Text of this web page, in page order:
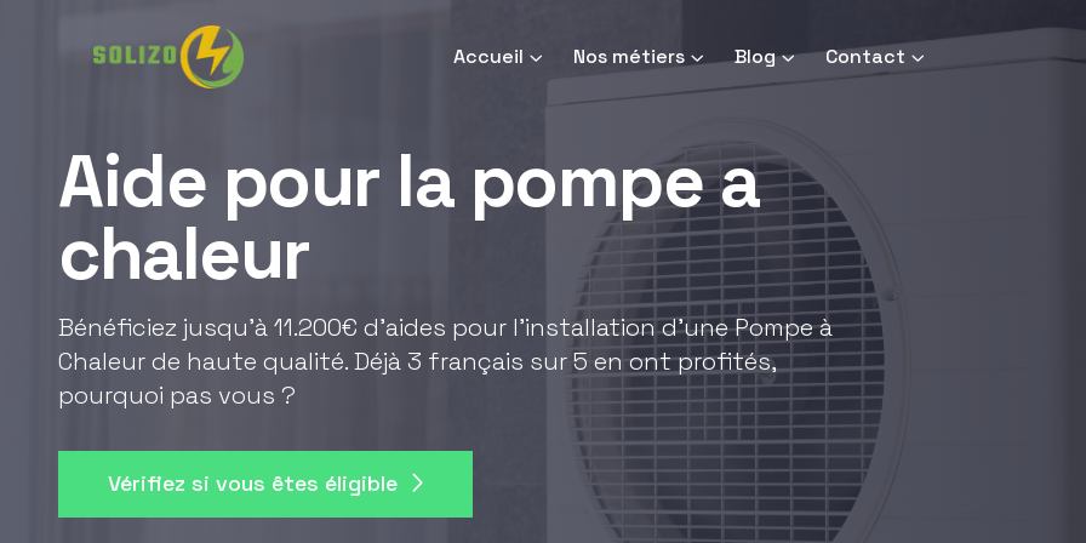
Accueil Nos métiers Blog Contact
Aide pour la pompe a
chaleur
Bénéficiez jusqu'à 11.200€ d'aides pour l'installation d'une Pompe à
Chaleur de haute qualité. Déjà 3 français sur 5 en ont profités,
pourquoi pas vous ?
Vérifiez si vous êtes éligible